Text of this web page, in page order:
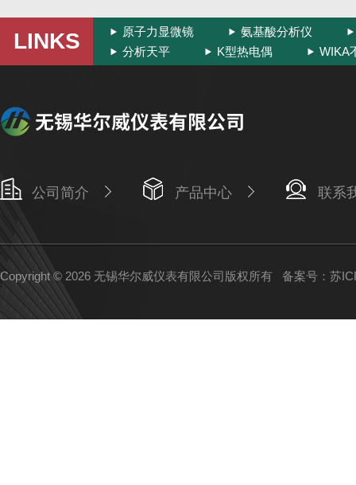
LINKS 原子力显微镜
氨基酸分析仪
分析天平
K型热电偶 WIKA
公司简介 产品中心 联系
Copyright © 2026 无锡华尔威仪表有限公司版权所有 备案号：苏